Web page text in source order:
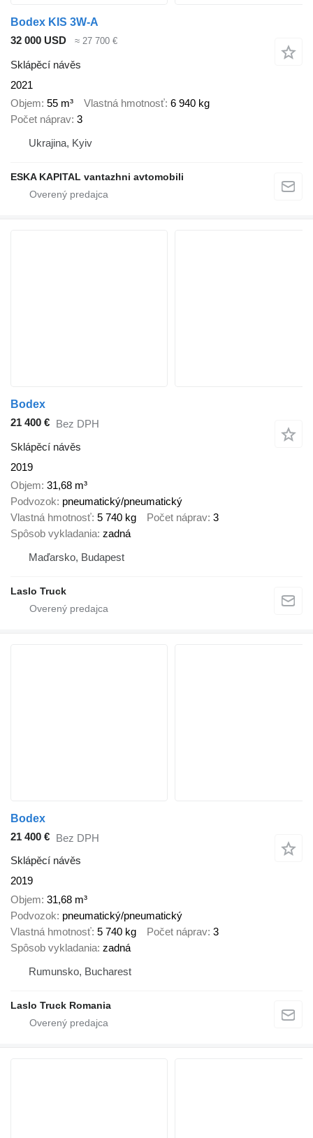
Bodex KIS 3W-A
32 000 USD
≈ 27 700 €
Sklápěcí návěs
2021
Objem 55 m³ Vlastná hmotnosť 6 940 kg
Počet náprav 3
Ukrajina, Kyiv
ESKA KAPITAL vantazhni avtomobili
Bodex
21 400 € Bez DPH
Sklápěcí návěs
2019
Objem 31,68 m³
Podvozok pneumatický/pneumatický
Vlastná hmotnosť 5 740 kg Počet náprav 3
Spôsob vykladania zadná
Maďarsko, Budapest
Laslo Truck
Bodex
21 400 € Bez DPH
Sklápěcí návěs
2019
Objem 31,68 m³
Podvozok pneumatický/pneumatický
Vlastná hmotnosť 5 740 kg Počet náprav 3
Spôsob vykladania zadná
Rumunsko, Bucharest
Laslo Truck Romania